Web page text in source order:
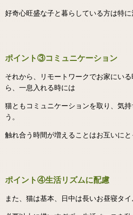
好奇心旺盛な子と暮らしている方は特に
ポイント③コミュニケーション
それから、リモートワークでお家にい
ら、一息入れる時には
猫ともコミュニケーションを取り、気
う。
触れ合う時間が増えることはお互いにと
ポイント④生活リズムに配慮
また、猫は基本、日中は長いお昼寝タイ